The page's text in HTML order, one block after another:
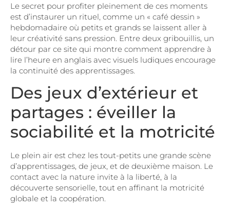
Le secret pour profiter pleinement de ces moments
est d’instaurer un rituel, comme un « café dessin »
hebdomadaire où petits et grands se laissent aller à
leur créativité sans pression. Entre deux gribouillis, un
détour par ce site qui montre comment apprendre à
lire l’heure en anglais avec visuels ludiques encourage
la continuité des apprentissages.
Des jeux d’extérieur et
partages : éveiller la
sociabilité et la motricité
Le plein air est chez les tout-petits une grande scène
d’apprentissages, de jeux, et de deuxième maison. Le
contact avec la nature invite à la liberté, à la
découverte sensorielle, tout en affinant la motricité
globale et la coopération.